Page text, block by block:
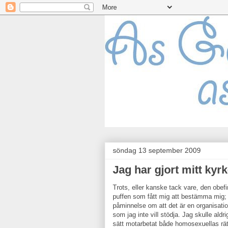
söndag 13 september 2009
Jag har gjort mitt
Trots, eller kanske tack vare, den
puffen som fått mig att bestämma
påminnelse om att det är en
som jag inte vill stödja. Jag skulle
sätt motarbetat både homosexuellas